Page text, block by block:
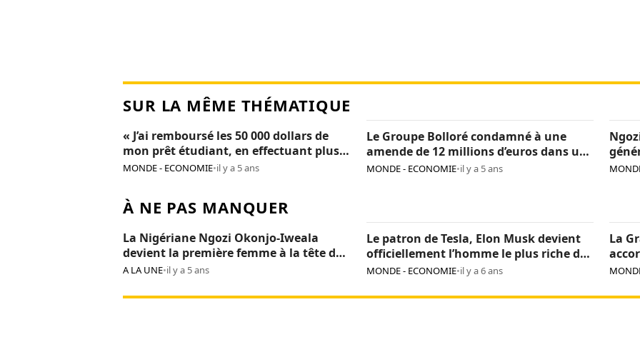
SUR LA MÊME THÉMATIQUE
« J’ai remboursé les 50 000 dollars de
mon prêt étudiant, en effectuant plus
de 300 petits boulots »
MONDE - ECONOMIE•il y a 5 ans
Le Groupe Bolloré condamné à une
amende de 12 millions d’euros dans une
affaire de corruption en Afrique
MONDE - ECONOMIE•il y a 5 ans
À NE PAS MANQUER
La Nigériane Ngozi Okonjo-Iweala
devient la première femme à la tête de
l’OMC
A LA UNE•il y a 5 ans
Le patron de Tesla, Elon Musk devient
officiellement l’homme le plus riche du
monde
MONDE - ECONOMIE•il y a 6 ans
La